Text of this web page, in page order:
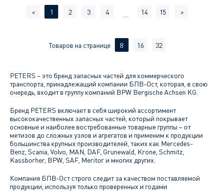
< 1 2 3 4 14 15 >
Товаров на странице 8 16 32
PETERS – это бренд запасных частей для коммерческого
транспорта, принадлежащий компании БПВ-Ост, которая, в свою
очередь, входит в группу компаний BPW Bergische Achsen KG.
Бренд PETERS включает в себя широкий ассортимент
высококачественных запасных частей, который покрывает
основные и наиболее востребованные товарные группы – от
метизов до сложных узлов и агрегатов и применим к продукции
большинства крупных производителей, таких как Mercedes-
Benz, Scania, Volvo, MAN, DAF, Grunewald, Krone, Schmitz,
Kassborher, BPW, SAF, Meritor и многих других.
Компания БПВ-Ост строго следит за качеством поставляемой
продукции, используя только проверенных и годами